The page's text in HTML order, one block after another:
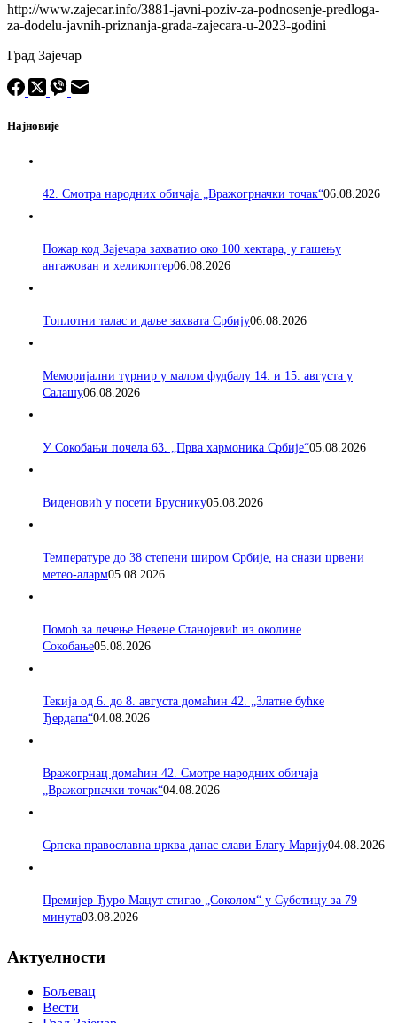
http://www.zajecar.info/3881-javni-poziv-za-podnosenje-predloga-
za-dodelu-javnih-priznanja-grada-zajecara-u-2023-godini
Град Зајечар
Најновије
42. Смотра народних обичаја „Вражогрначки точак“06.08.2026
Пожар код Зајечара захватио око 100 хектара, у гашењу
ангажован и хеликоптер06.08.2026
Tоплотни талас и даље захвата Србију06.08.2026
Меморијални турнир у малом фудбалу 14. и 15. августа у
Салашу06.08.2026
У Сокобањи почела 63. „Прва хармоника Србије“05.08.2026
Виденовић у посети Бруснику05.08.2026
Температуре до 38 степени широм Србије, на снази црвени
метео-аларм05.08.2026
Помоћ за лечење Невене Станојевић из околине
Сокобање05.08.2026
Текија од 6. до 8. августа домаћин 42. „Златне бућке
Ђердапа“04.08.2026
Вражогрнац домаћин 42. Смотре народних обичаја
„Вражогрначки точак“04.08.2026
Српска православна црква данас слави Благу Марију04.08.2026
Премијер Ђуро Мацут стигао „Соколом“ у Суботицу за 79
минута03.08.2026
Актуелности
Бољевац
Вести